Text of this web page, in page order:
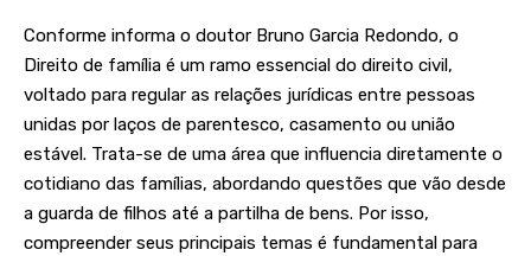
Conforme informa o doutor Bruno Garcia Redondo, o
Direito de família é um ramo essencial do direito civil,
voltado para regular as relações jurídicas entre pessoas
unidas por laços de parentesco, casamento ou união
estável. Trata-se de uma área que influencia diretamente o
cotidiano das famílias, abordando questões que vão desde
a guarda de filhos até a partilha de bens. Por isso,
compreender seus principais temas é fundamental para